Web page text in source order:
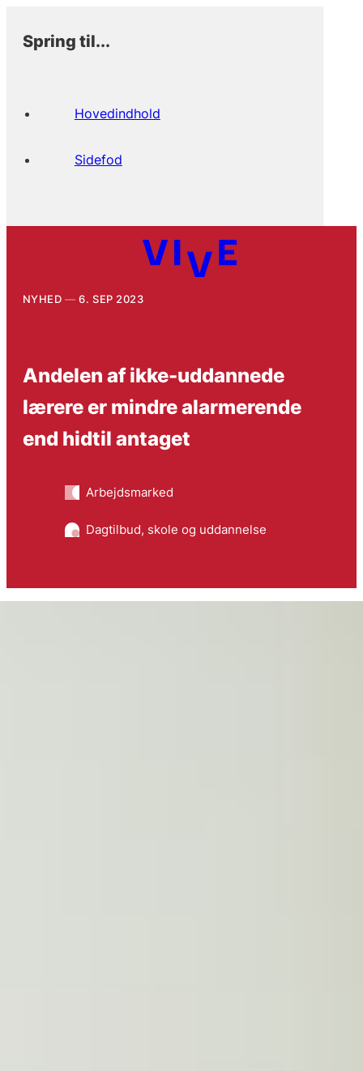
Spring til...
Hovedindhold
Sidefod
NYHED 6. SEP 2023
Andelen af ikke-uddannede
lærere er mindre alarmerende
end hidtil antaget
Arbejdsmarked
Dagtilbud, skole og uddannelse